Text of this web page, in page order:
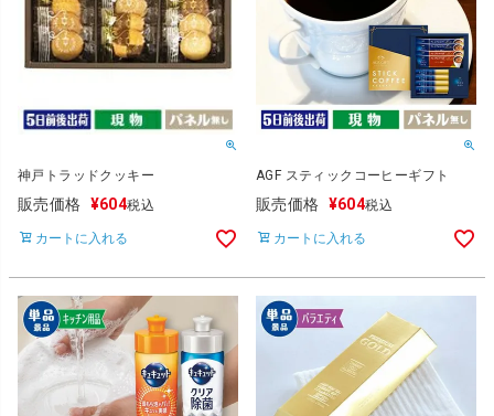
神戸トラッドクッキー
販売価格 ¥604税込
カートに入れる
AGF スティックコーヒーギフト
販売価格 ¥604税込
カートに入れる